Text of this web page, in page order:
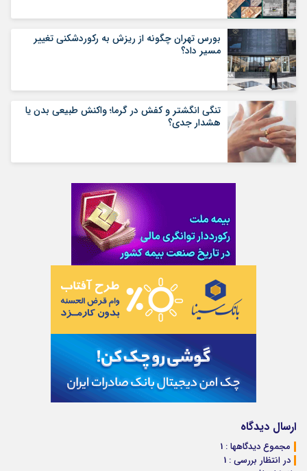
بورس تهران چگونه از ریزش به رکوردشکنی تغییر
مسیر داد؟
تنگی انگشتر و کفش در گرما؛ واکنش طبیعی بدن یا
هشدار جدی؟
ارسال دیدگاه
مجموع دیدگاهها : 1
در انتظار بررسی : 1